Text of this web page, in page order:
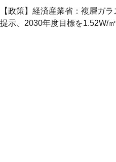
【政策】経済産業省：複層ガ
提示、2030年度目標を1.52W/